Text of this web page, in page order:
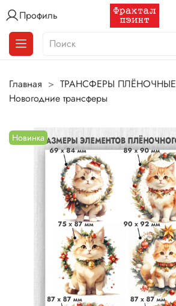
Профиль
Главная
ТРАНСФЕРЫ ПЛЁНОЧНЫЕ
Новогодние трансферы
Новинка